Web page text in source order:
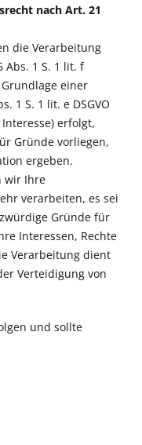
nach Art. 21
die Verarbeitung
1 S. 1 lit. f
einer
1 S. 1 lit. e DSGVO
erfolgt,
Gründe vorliegen,
ergeben.
wir Ihre
verarbeiten, es sei
Gründe für
Interessen, Rechte
Verarbeitung dient
Verteidigung von
und sollte